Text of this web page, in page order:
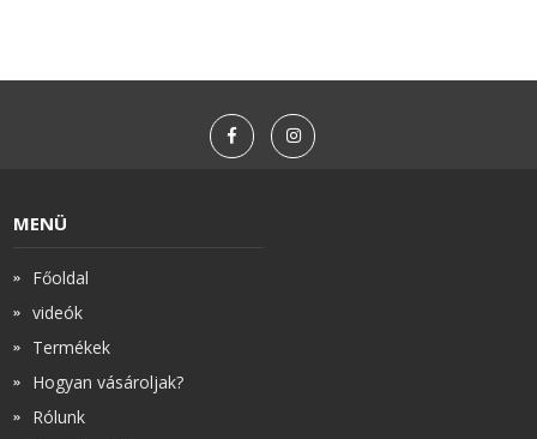
MENÜ
Főoldal
videók
Termékek
Hogyan vásároljak?
Rólunk